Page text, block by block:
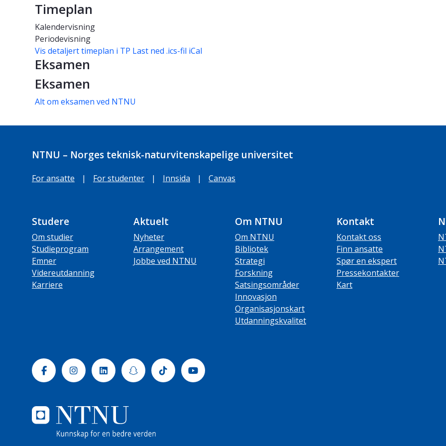
Timeplan
Kalendervisning
Periodevisning
Vis detaljert timeplan i TP Last ned .ics-fil iCal
Eksamen
Eksamen
Alt om eksamen ved NTNU
NTNU – Norges teknisk-naturvitenskapelige universitet
For ansatte | For studenter | Innsida | Canvas
Studere
Om studier
Studieprogram
Emner
Videreutdanning
Karriere
Aktuelt
Nyheter
Arrangement
Jobbe ved NTNU
Om NTNU
Om NTNU
Bibliotek
Strategi
Forskning
Satsingsområder
Innovasjon
Organisasjonskart
Utdanningskvalitet
Kontakt
Kontakt oss
Finn ansatte
Spør en ekspert
Pressekontakter
Kart
FacebookInstagramLinkedinSnapchatTiktok Youtube